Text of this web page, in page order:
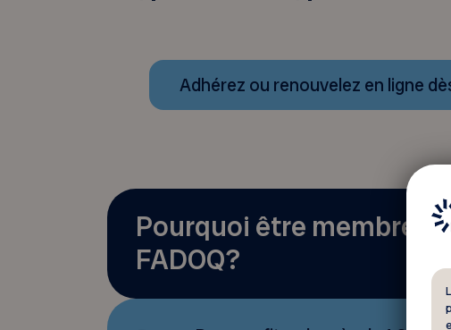
Adhérez ou renouvelez en ligne
Pourquoi être membre
FADOQ?